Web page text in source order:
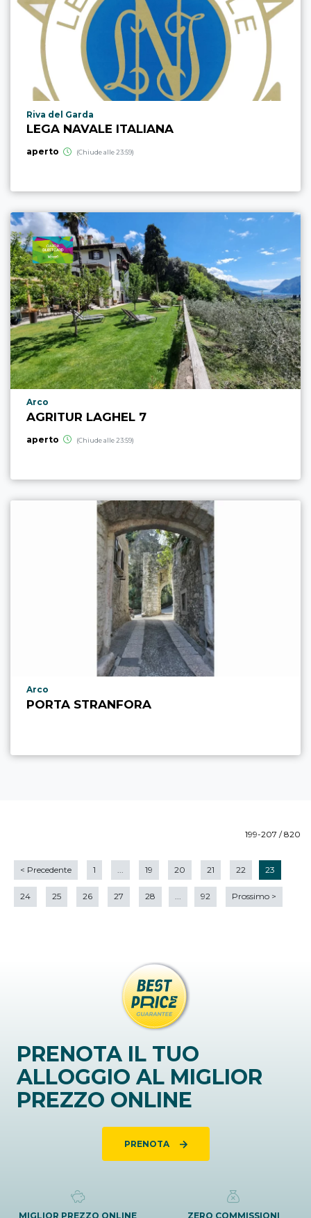
Località punto di interesse
Riva del Garda
LEGA NAVALE ITALIANA
aperto (Chiude alle 23:59)
Località punto di interesse
Arco
AGRITUR LAGHEL 7
aperto (Chiude alle 23:59)
Località punto di interesse
Arco
PORTA STRANFORA
199-207 / 820
< Precedente 1 19 20 21 22 23
24 25 26 27 28 ... 92 Prossimo >
PRENOTA IL TUO
ALLOGGIO AL MIGLIOR
PREZZO ONLINE
PRENOTA
MIGLIOR PREZZO ONLINE ZERO COMMISSIONI